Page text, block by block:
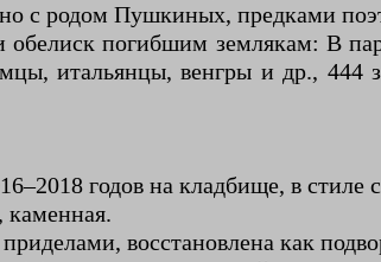
с родом Пушкиных, предками
погибшим землякам: В
итальянцы, венгры и др., 444
годов на кладбище, в
каменная.
восстановлена как